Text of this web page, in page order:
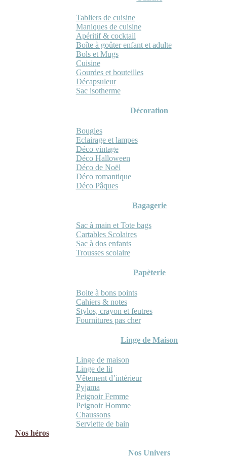
Tabliers de cuisine
Maniques de cuisine
Apéritif & cocktail
Boîte à goûter enfant et adulte
Bols et Mugs
Cuisine
Gourdes et bouteilles
Décapsuleur
Sac isotherme
Décoration
Bougies
Eclairage et lampes
Déco vintage
Déco Halloween
Déco de Noël
Déco romantique
Déco Pâques
Bagagerie
Sac à main et Tote bags
Cartables Scolaires
Sac à dos enfants
Trousses scolaire
Papèterie
Boite à bons points
Cahiers & notes
Stylos, crayon et feutres
Fournitures pas cher
Linge de Maison
Linge de maison
Linge de lit
Vêtement d’intérieur
Pyjama
Peignoir Femme
Peignoir Homme
Chaussons
Serviette de bain
Nos héros
Nos Univers